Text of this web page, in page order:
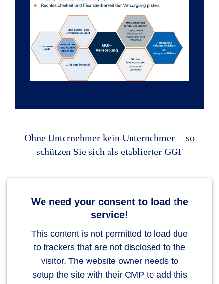
Ohne Unternehmer kein Unternehmen – so
schützen Sie sich als etablierter GGF
We need your consent to load the
service!
This content is not permitted to load due
to trackers that are not disclosed to the
visitor. The website owner needs to
setup the site with their CMP to add this